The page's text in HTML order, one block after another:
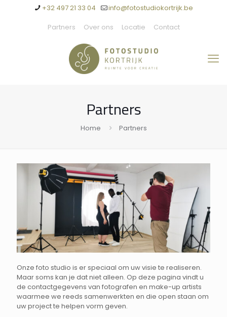
+32 497 21 33 04
info@fotostudiokortrijk.be
Partners
Over ons Locatie Contact
Partners
Home Partners
Onze foto studio is er speciaal om uw visie te realiseren.
Maar soms kan je dat niet alleen. Op deze pagina vindt u
de contactgegevens van fotografen en make-up artists
waarmee we reeds samenwerkten en die open staan om
uw project te helpen vorm geven.